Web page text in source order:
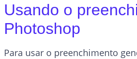
Usando o
Photoshop
Para usar o preenchimento